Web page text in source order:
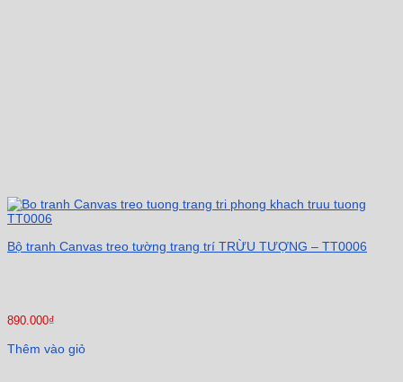
Bộ tranh Canvas treo tường trang trí TRỪU TƯỢNG – TT0006
890.000₫
Thêm vào giỏ